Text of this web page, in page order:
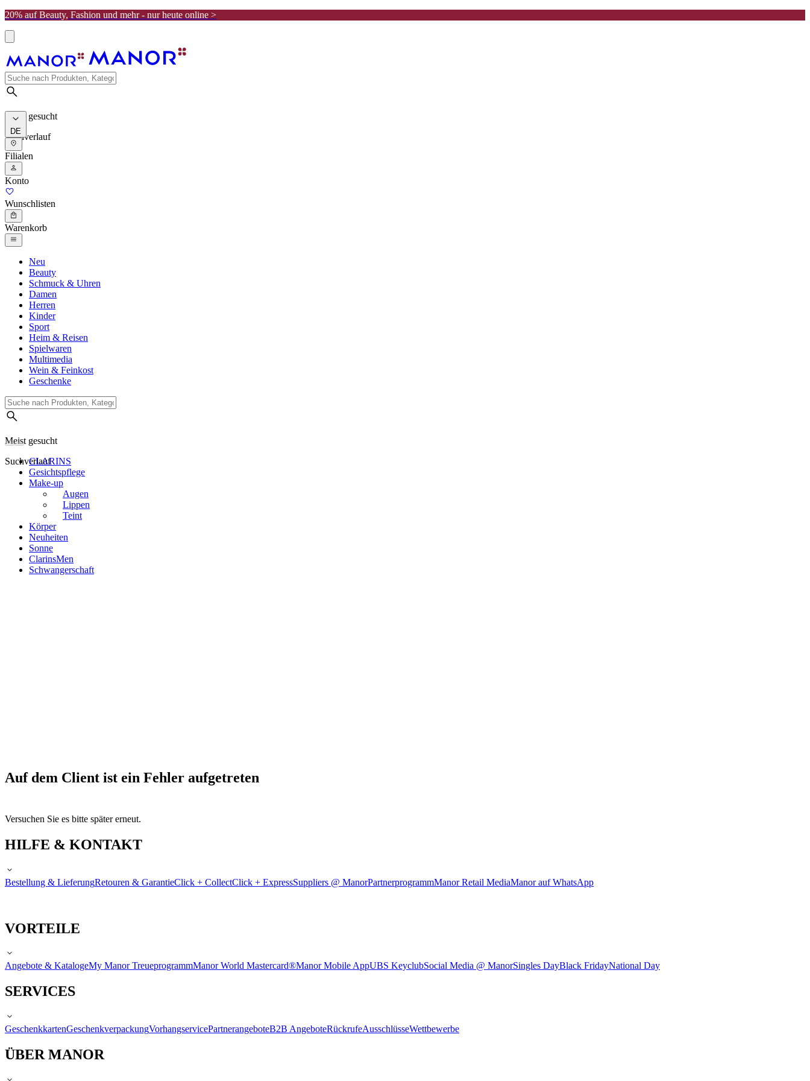
20% auf Beauty, Fashion und mehr - nur heute online >
Meist gesucht
Suchverlauf
DE
Filialen
Konto
Wunschlisten
Warenkorb
Neu
Beauty
Schmuck & Uhren
Damen
Herren
Kinder
Sport
Heim & Reisen
Spielwaren
Multimedia
Wein & Feinkost
Geschenke
Meist gesucht
SuchverlaufCLARINS
Gesichtspflege
Make-up
Augen
Lippen
Teint
Körper
Neuheiten
Sonne
ClarinsMen
Schwangerschaft
Auf dem Client ist ein Fehler aufgetreten
Versuchen Sie es bitte später erneut.
HILFE & KONTAKT
Bestellung & LieferungRetouren & GarantieClick + CollectClick + ExpressSuppliers @ ManorPartnerprogrammManor Retail MediaManor auf WhatsApp
VORTEILE
Angebote & KatalogeMy Manor TreueprogrammManor World Mastercard®Manor Mobile AppUBS KeyclubSocial Media @ ManorSingles DayBlack FridayNational Day
SERVICES
GeschenkkartenGeschenkverpackungVorhangservicePartnerangeboteB2B AngeboteRückrufeAusschlüsseWettbewerbe
ÜBER MANOR